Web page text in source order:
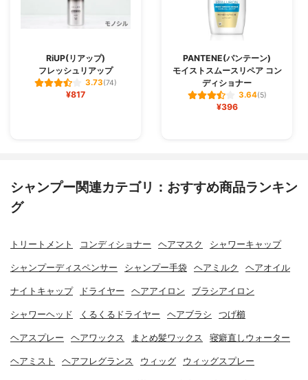
RiUP(リアップ)
フレッシュリアップ
3.73(74)
¥817
PANTENE(パンテーン)
モイストスムースリペア コン
ディショナー
3.64(5)
¥396
シャンプー関連カテゴリ：おすすめ商品ランキン
グ
トリートメント コンディショナー ヘアマスク シャワーキャップ
シャンプーディスペンサー シャンプー手袋 ヘアミルク ヘアオイル
ナイトキャップ ドライヤー ヘアアイロン ブラシアイロン
シャワーヘッド くるくるドライヤー ヘアブラシ つげ櫛
ヘアスプレー ヘアワックス まとめ髪ワックス 寝癖直しウォーター
ヘアミスト ヘアフレグランス ウィッグ ウィッグスプレー